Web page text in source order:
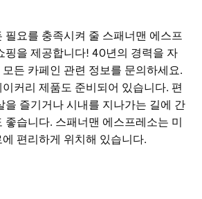
필요를 충족시켜 줄 스패너맨 에스프
핑을 제공합니다! 40년의 경력을 자
든 카페인 관련 정보를 문의하세요.
커리 제품도 준비되어 있습니다. 편
을 즐기거나 시내를 지나가는 길에 간
좋습니다. 스패너맨 에스프레소는 미
편리하게 위치해 있습니다.
핑을 제공합니다! 40년의 경력을 자